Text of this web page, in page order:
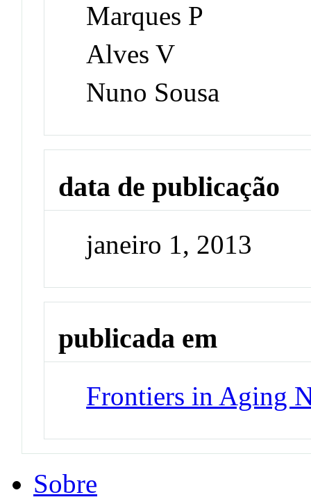
Marques P
Alves V
Nuno Sousa
data de publicação
janeiro 1, 2013
publicada em
Frontiers in Aging
Sobre